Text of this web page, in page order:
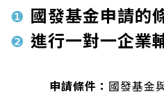
❶ 國發基金申請的
❷ 進行一對一企業
申請條件： 國發基金